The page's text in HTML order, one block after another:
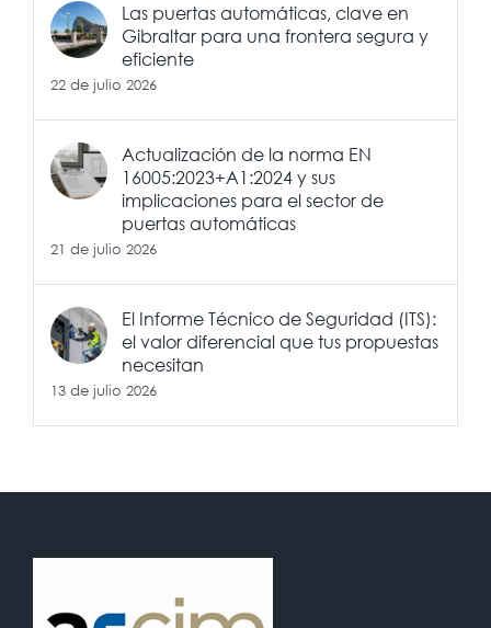
Las puertas automáticas, clave en
Gibraltar para una frontera segura y
eficiente
22 de julio 2026
Actualización de la norma EN
16005:2023+A1:2024 y sus
implicaciones para el sector de
puertas automáticas
21 de julio 2026
El Informe Técnico de Seguridad (ITS):
el valor diferencial que tus propuestas
necesitan
13 de julio 2026